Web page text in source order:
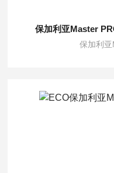
保加利亚Master
保加利